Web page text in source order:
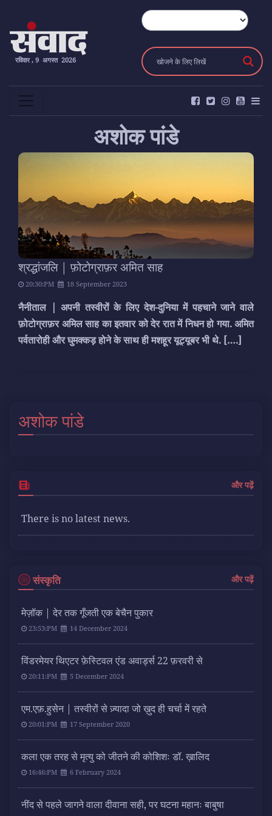
रविवार , 9 अगस्त 2026
अशोक पांडे
श्रद्धांजलि | फ़ोटोग्राफ़र अमित साह
20:30:PM 18 September 2023
नैनीताल | अपनी तस्वीरों के लिए देश-दुनिया में पहचाने जाने वाले
फ़ोटोग्राफ़र अमिल साह का इतवार को देर रात में निधन हो गया. अमित
पर्वतारोही और घुमक्कड़ होने के साथ ही मशहूर यूट्यूबर भी थे. [….]
अशोक पांडे
और पढ़ें
There is no latest news.
संस्कृति और पढ़ें
मेज़ॉक | देर तक गूँजती एक बेचैन पुकार
23:53:PM 14 December 2024
विंडरमेयर थिएटर फ़ेस्टिवल एंड अवार्ड्स 22 फ़रवरी से
20:11:PM 5 December 2024
एम.एफ़.हुसेन | तस्वीरों से ज़्यादा जो ख़ुद ही चर्चा में रहते
20:01:PM 17 September 2020
कला एक तरह से मृत्यु को जीतने की कोशिशः डॉ. ख़ालिद
16:46:PM 6 February 2024
नींद से पहले जागने वाला दीवाना सही, पर घटना महानः बाबुषा